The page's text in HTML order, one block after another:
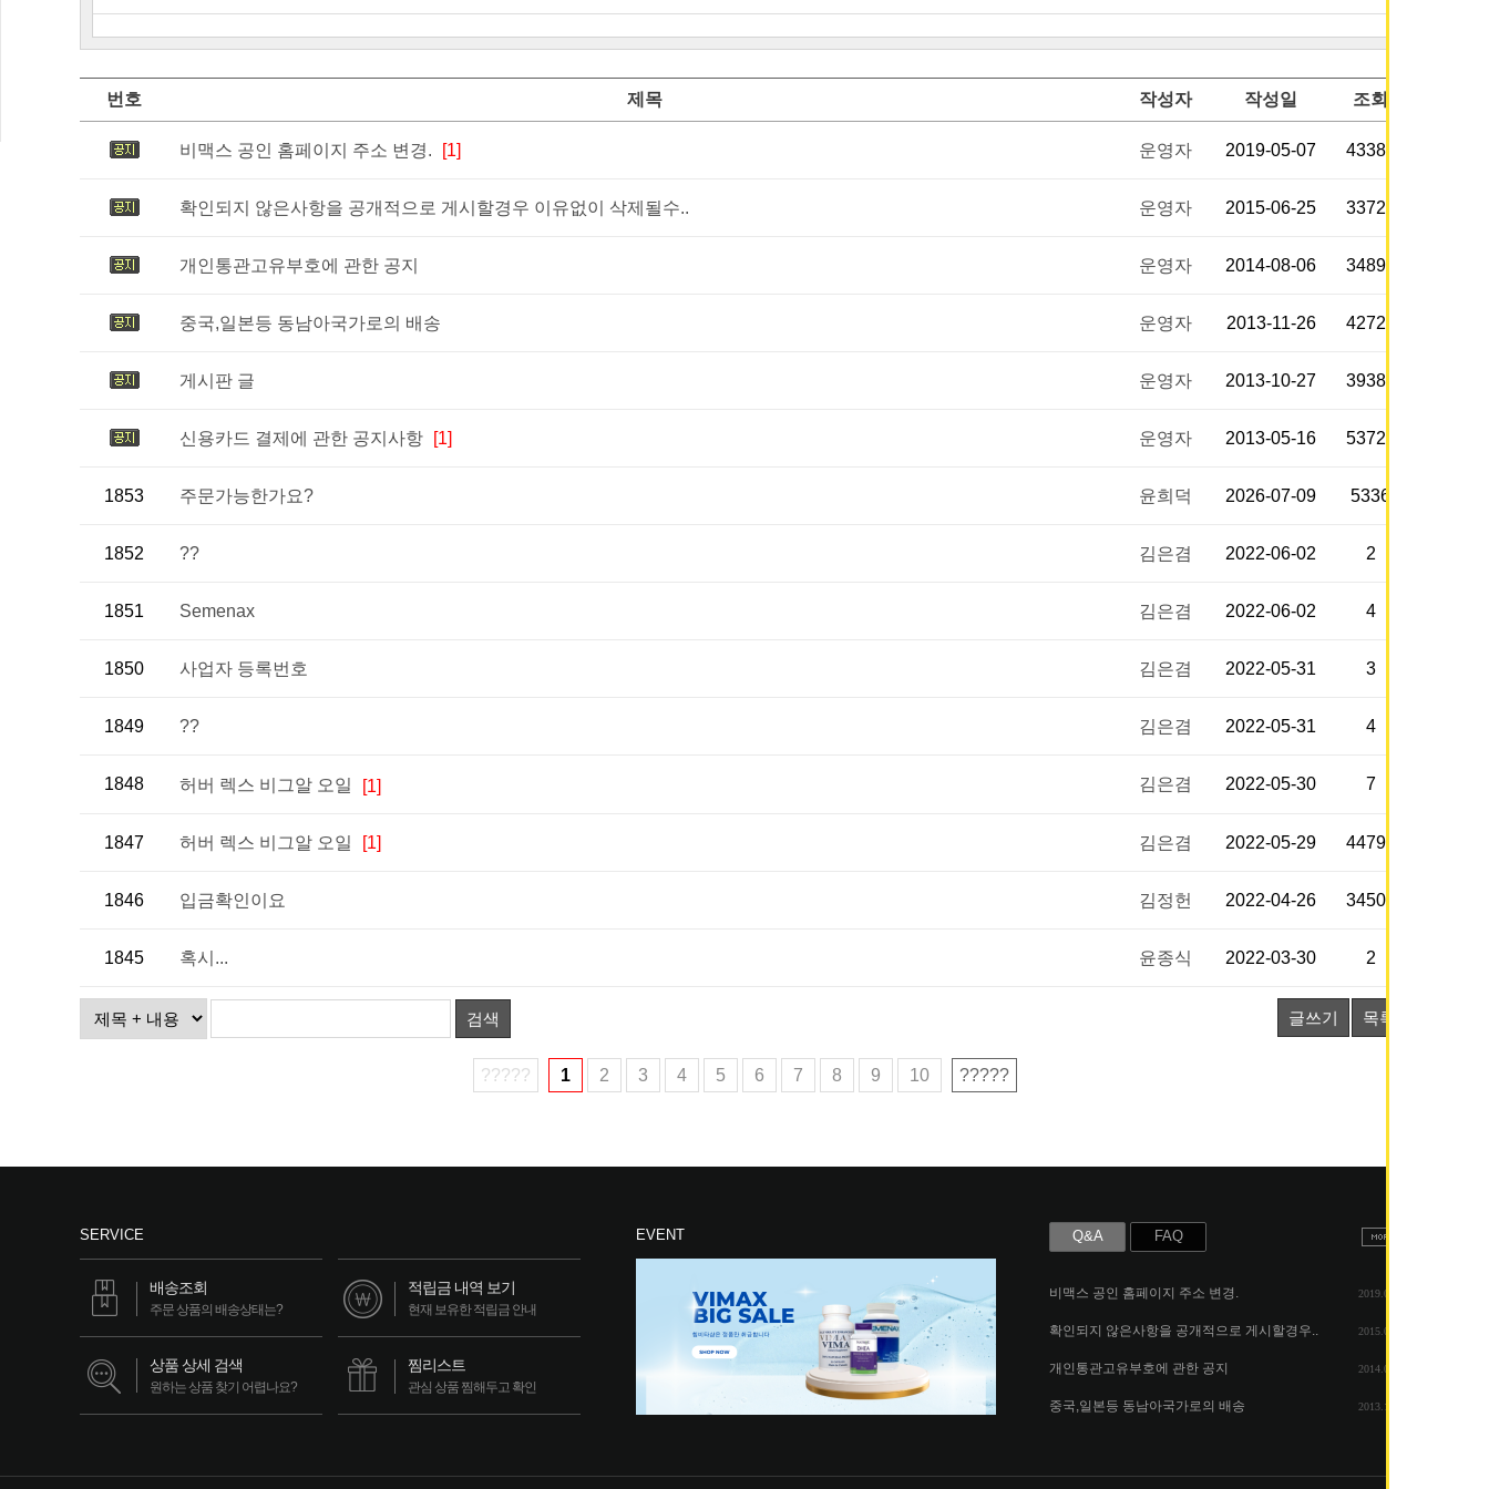
번호 제목 작성자 작성일 조회
비맥스 공인 홈페이지 주소 변경. [1] 운영자 2019-05-07 43382
확인되지 않은사항을 공개적으로 게시할경우 이유없이 삭제될수.. 운영자 2015-06-25 33729
개인통관고유부호에 관한 공지 운영자 2014-08-06 34892
중국,일본등 동남아국가로의 배송 운영자 2013-11-26 42722
게시판 글 운영자 2013-10-27 39383
신용카드 결제에 관한 공지사항 [1] 운영자 2013-05-16 53726
1853 주문가능한가요? 윤희덕 2026-07-09 5336
1852 ?? 김은겸 2022-06-02 2
1851 Semenax 김은겸 2022-06-02 4
1850 사업자 등록번호 김은겸 2022-05-31 3
1849 ?? 김은겸 2022-05-31 4
1848 허버 렉스 비그알 오일 [1] 김은겸 2022-05-30 7
1847 허버 렉스 비그알 오일 [1] 김은겸 2022-05-29 44797
1846 입금확인이요 김정헌 2022-04-26 34508
1845 혹시... 윤종식 2022-03-30 2
검색 글쓰기 목록
????? 1 2 3 4 5 6 7 8 9 10 ?????
SERVICE
배송조회
주문 상품의 배송상태는?
적립금 내역 보기
현재 보유한 적립금 안내
상품 상세 검색
원하는 상품 찾기 어렵나요?
찜리스트
관심 상품 찜해두고 확인
EVENT Q&A FAQ
비맥스 공인 홈페이지 주소 변경. 2019.05.07
확인되지 않은사항을 공개적으로 게시할경우.. 2015.06.25
개인통관고유부호에 관한 공지 2014.08.06
중국,일본등 동남아국가로의 배송 2013.11.26